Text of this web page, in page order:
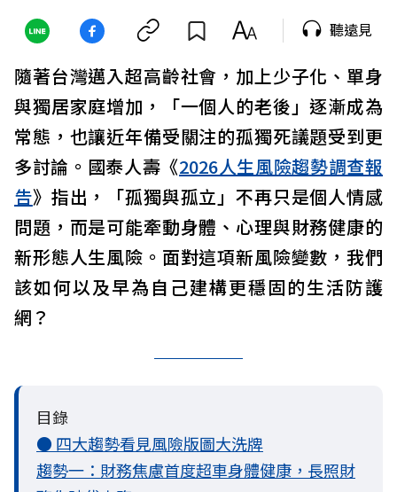
聽遠見
隨著台灣邁入超高齡社會，加上少子化、單身
與獨居家庭增加，「一個人的老後」逐漸成為
常態，也讓近年備受關注的孤獨死議題受到更
多討論。國泰人壽《2026人生風險趨勢調查報
告》指出，「孤獨與孤立」不再只是個人情感
問題，而是可能牽動身體、心理與財務健康的
新形態人生風險。面對這項新風險變數，我們
該如何以及早為自己建構更穩固的生活防護
網？
目錄
● 四大趨勢看見風險版圖大洗牌
趨勢一：財務焦慮首度超車身體健康，長照財